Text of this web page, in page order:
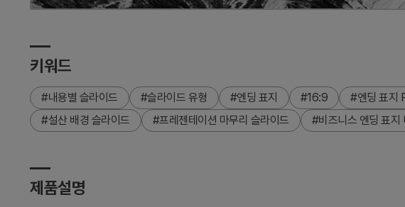
키워드
#내용별 슬라이드 #슬라이드 유형 #엔딩 표지 #16:9 #엔딩 표지
#설산 배경 슬라이드
#프레젠테이션 마무리 슬라이드 #비즈니스 엔딩 표지
제품설명